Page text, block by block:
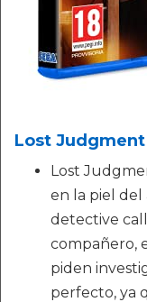
Lost Judgment
Lost
en la piel del
detective
compañero,
piden
perfecto, ya